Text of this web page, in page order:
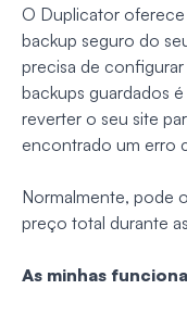
O Duplicator oferece
backup seguro do
precisa de
backups guardados
reverter o seu site
encontrado um erro
Normalmente, pode
preço total durante
As minhas